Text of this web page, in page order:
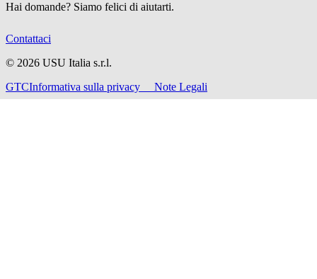
Hai domande? Siamo felici di aiutarti.
Contattaci
© 2026 USU Italia s.r.l.
GTCInformativa sulla privacy Note Legali